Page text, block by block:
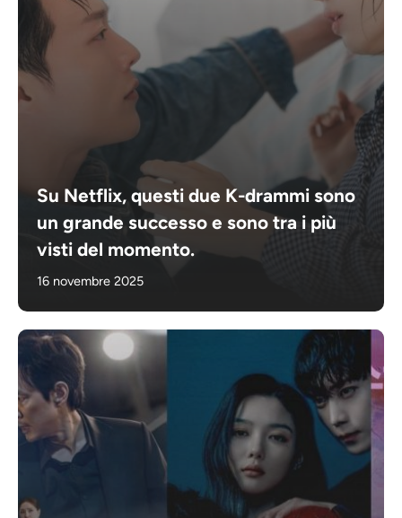
Su Netflix, questi due K-drammi sono
un grande successo e sono tra i più
visti del momento.
16 novembre 2025